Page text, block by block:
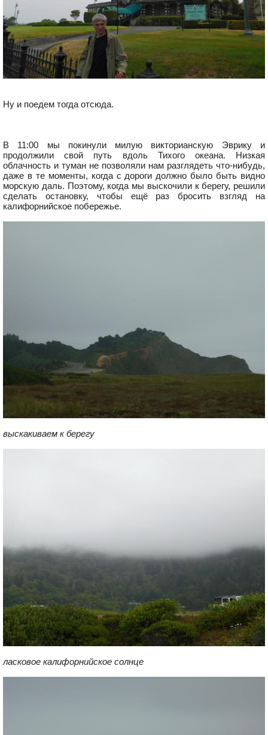
Ну и поедем тогда отсюда.
В 11:00 мы покинули милую викторианскую Эврику и
продолжили свой путь вдоль Тихого океана. Низкая
облачность и туман не позволяли нам разглядеть что-нибудь,
даже в те моменты, когда с дороги должно было быть видно
морскую даль. Поэтому, когда мы выскочили к берегу, решили
сделать остановку, чтобы ещё раз бросить взгляд на
калифорнийское побережье.
выскакиваем к берегу
ласковое калифорнийское солнце